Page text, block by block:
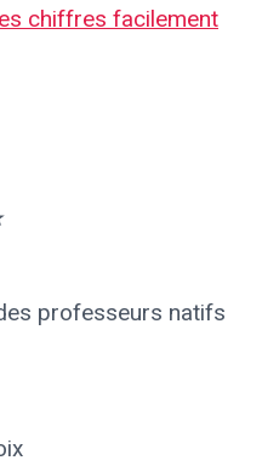
chiffres facilement
professeurs natifs